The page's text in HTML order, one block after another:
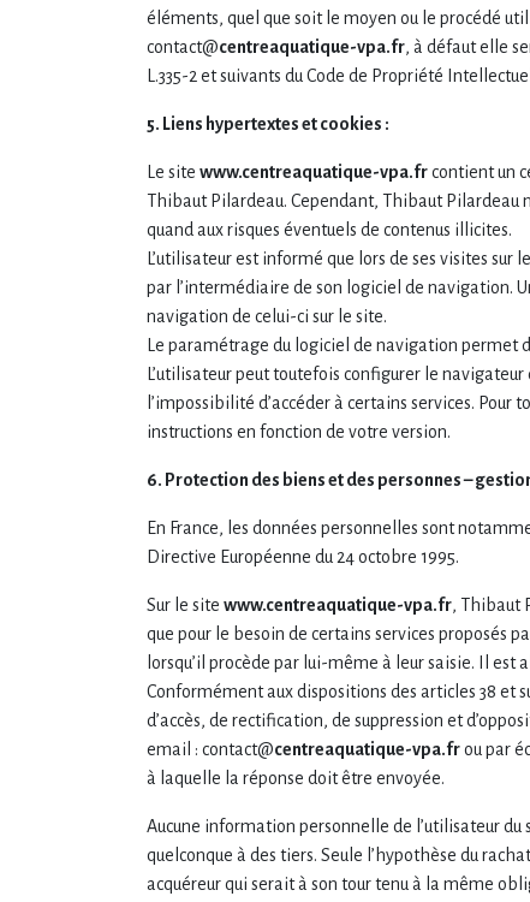
éléments, quel que soit le moyen ou le procédé
contact@centreaquatique-vpa.fr, à défaut elle
L.335-2 et suivants du Code de Propriété
5. Liens hypertextes et cookies :
Le site www.centreaquatique-vpa.frcontient un
Thibaut Pilardeau. Cependant, Thibaut Pilardeau
quand aux risques éventuels de contenus illicites.
L’utilisateur est informé que lors de ses visites sur
par l’intermédiaire de son logiciel de navigation.
navigation de celui-ci sur le site.
Le paramétrage du logiciel de navigation permet
L’utilisateur peut toutefois configurer le
l’impossibilité d’accéder à certains services.
instructions en fonction de votre version.
6. Protection des biens et des personnes –
En France, les données personnelles sont
Directive Européenne du 24 octobre 1995.
Sur le site www.centreaquatique-vpa.fr, Thibaut
que pour le besoin de certains services proposés
lorsqu’il procède par lui-même à leur saisie. Il est
Conformément aux dispositions des articles 38 et
d’accès, de rectification, de suppression et
email : contact@centreaquatique-vpa.frou par
à laquelle la réponse doit être envoyée.
Aucune information personnelle de l’utilisateur du
quelconque à des tiers. Seule l’hypothèse du
acquéreur qui serait à son tour tenu à la même